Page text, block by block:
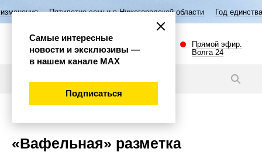
семьи в Нижегородской области Год единства народов
Прямой эфир.
Волга 24
«Вафельная» разметка
Самые интересные
новости и эксклюзивы —
в нашем канале МАХ
Подписаться